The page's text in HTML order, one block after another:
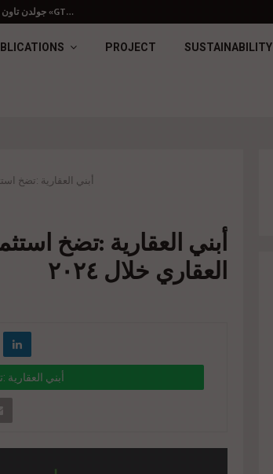
جولدن تاون تبدأ أعمال الإنشاءات بمشروع «GT…
PROJECT SUSTAINABILITY
أبني العقارية :تضخ استثمارات ٨ مليار جنيه بالقطاع
العقاري خلال ٢٠٢٤
أبني العقارية :تضخ استثمارات ٨